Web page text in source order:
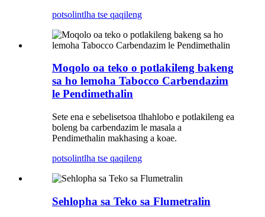
potsolintlha tse qaqileng
Moqolo oa teko o potlakileng bakeng
sa ho lemoha Tabocco Carbendazim
le Pendimethalin
Sete ena e sebelisetsoa tlhahlobo e potlakileng ea
boleng ba carbendazim le masala a
Pendimethalin makhasing a koae.
potsolintlha tse qaqileng
Sehlopha sa Teko sa Flumetralin